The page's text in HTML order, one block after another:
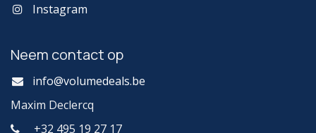
Instagram
Neem contact op
info@volumedeals.be
Maxim Declercq
+32 495 19 27 17